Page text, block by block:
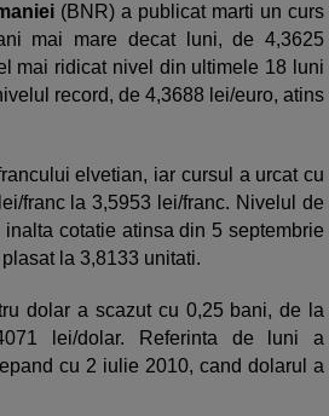
(BNR) a publicat marti un curs
mai mare decat luni, de 4,3625
mai ridicat nivel din ultimele 18 luni
record, de 4,3688 lei/euro, atins
elvetian, iar cursul a urcat cu
franc la 3,5953 lei/franc. Nivelul de
cotatie atinsa din 5 septembrie
la 3,8133 unitati.
dolar a scazut cu 0,25 bani, de la
lei/dolar. Referinta de luni a
cu 2 iulie 2010, cand dolarul a